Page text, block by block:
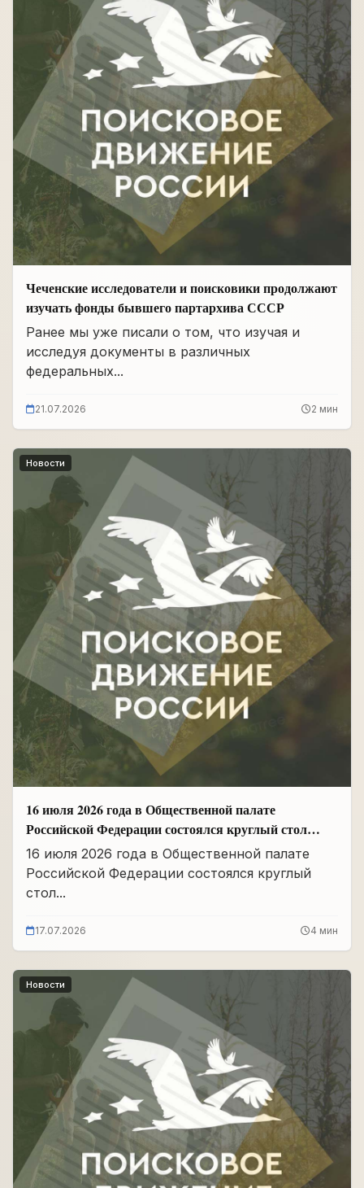
Чеченские исследователи и поисковики продолжают
изучать фонды бывшего партархива СССР
Ранее мы уже писали о том, что изучая и
исследуя документы в различных
федеральных...
21.07.2026 2 мин
Новости
16 июля 2026 года в Общественной палате
Российской Федерации состоялся круглый стол
«Сохранение памяти о Героях подвига
самопожертвования и воспитание...
16 июля 2026 года в Общественной палате
Российской Федерации состоялся круглый
стол...
17.07.2026 4 мин
Новости